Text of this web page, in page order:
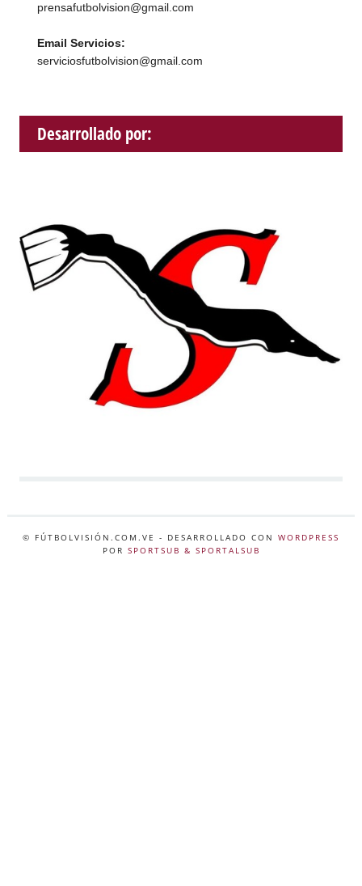
prensafutbolvision@gmail.com
Email Servicios:
serviciosfutbolvision@gmail.com
Desarrollado por:
© FÚTBOLVISIÓN.COM.VE - DESARROLLADO CON WORDPRESS
POR SPORTSUB & SPORTALSUB